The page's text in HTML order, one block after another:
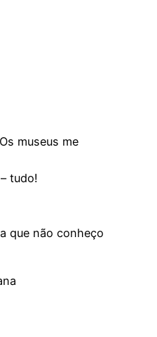
museus me
tudo!
que não conheço